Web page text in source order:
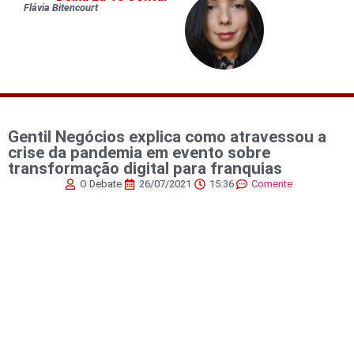
Flávia Bitencourt
Gentil Negócios explica como atravessou a
crise da pandemia em evento sobre
transformação digital para franquias
O Debate 26/07/2021 15:36 Comente